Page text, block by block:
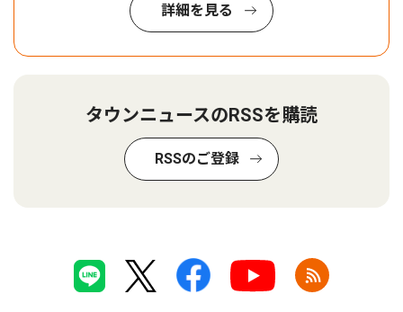
詳細を見る
タウンニュースのRSSを購読
RSSのご登録